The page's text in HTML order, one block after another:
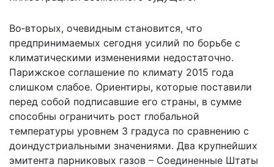
Во‑вторых, очевидным становится, что
предпринимаемых сегодня усилий по борьбе с
климатическими изменениями недостаточно.
Парижское соглашение по климату 2015 года
слишком слабое. Ориентиры, которые поставили
перед собой подписавшие его страны, в сумме
способны ограничить рост глобальной
температуры уровнем 3 градуса по сравнению с
доиндустриальными значениями. Два крупнейших
эмитента парниковых газов – Соединенные Штаты